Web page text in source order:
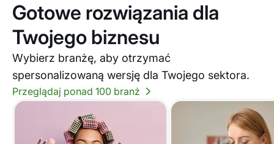
Gotowe rozwiązania dla
Twojego biznesu
Wybierz branżę, aby otrzymać
spersonalizowaną wersję dla Twojego sektora.
Przeglądaj ponad 100 branż